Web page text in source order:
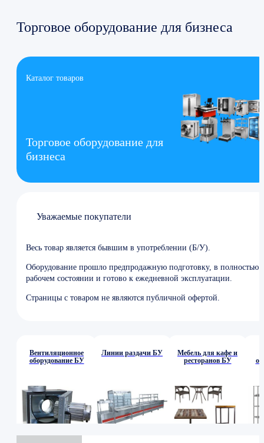
Торговое оборудование для бизнеса
Каталог товаров
Торговое оборудование для
бизнеса
Уважаемые покупатели
Весь товар является бывшим в употреблении (Б/У).
Оборудование прошло предпродажную подготовку, в полностью
рабочем состоянии и готово к ежедневной эксплуатации.
Страницы с товаром не являются публичной офертой.
Вентиляционное
оборудование БУ
Линии раздачи БУ
Мебель для кафе и
ресторанов БУ